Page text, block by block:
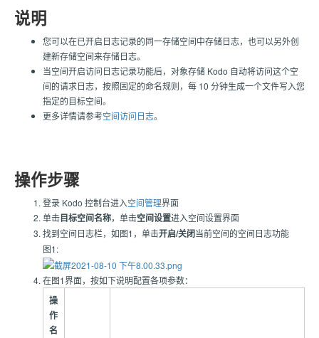
说明
您可以在已开启日志记录的同一存储空间中存储日志，也可以另外创
建新存储空间来存储日志。
当空间开启访问日志记录功能后，对象存储 Kodo 自动将访问这个空
间的请求日志，按照固定的命名规则，每 10 分钟生成一个文件写入您
指定的目标空间。
更多详情请参考空间访问日志。
操作步骤
登录 Kodo 控制台进入空间管理界面
单击目标空间名称，单击空间设置进入空间设置界面
找到空间日志栏，如图1，单击开启/关闭当前空间的空间日志功能
图1:
在图1界面，按如下说明配置各项参数：
操
作
名